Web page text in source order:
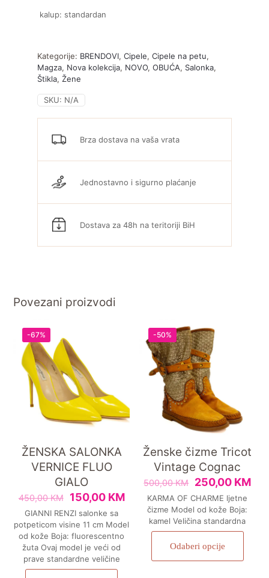
kalup: standardan
Kategorije: BRENDOVI,Cipele,Cipele na petu,
Magza, Nova kolekcija, NOVO,OBUĆA, Salonka,
Štikla,Žene
SKU: N/A
Brza dostava na vaša vrata
Jednostavno i sigurno plaćanje
Dostava za 48h na teritoriji BiH
Povezani proizvodi
-67%
ŽENSKA SALONKA
VERNICE FLUO
GIALO
450,00KM 150,00 KM
GIANNI RENZI salonke sa
potpeticom visine 11 cm Model
od kože Boja: fluorescentno
žuta Ovaj model je veći od
prave standardne veličine
-50%
Ženske čizme Tricot
Vintage Cognac
500,00KM 250,00 KM
KARMA OF CHARME ljetne
čizme Model od kože Boja:
kamel Veličina standardna
Odaberi opcije